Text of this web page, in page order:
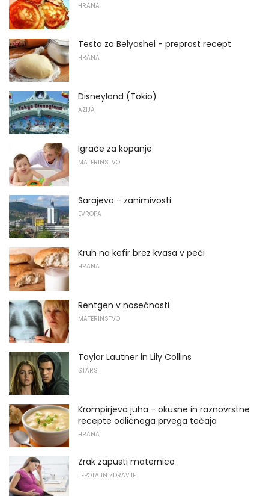
HRANA
Testo za Belyashei - preprost recept
HRANA
Disneyland (Tokio)
AZIJA
Igrače za kopanje
MATERINSTVO
Sarajevo - zanimivosti
EVROPA
Kruh na kefir brez kvasa v peči
HRANA
Rentgen v nosečnosti
MATERINSTVO
Taylor Lautner in Lily Collins
STARS
Krompirjeva juha - okusne in raznovrstne
recepte odličnega prvega tečaja
HRANA
Zrak zapusti maternico
LEPOTA IN ZDRAVJE